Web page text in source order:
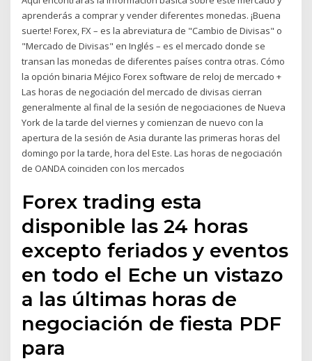
aprenderás a comprar y vender diferentes monedas. ¡Buena
suerte! Forex, FX – es la abreviatura de "Cambio de Divisas" o
"Mercado de Divisas" en Inglés – es el mercado donde se
transan las monedas de diferentes países contra otras. Cómo
la opción binaria Méjico Forex software de reloj de mercado +
Las horas de negociación del mercado de divisas cierran
generalmente al final de la sesión de negociaciones de Nueva
York de la tarde del viernes y comienzan de nuevo con la
apertura de la sesión de Asia durante las primeras horas del
domingo por la tarde, hora del Este. Las horas de negociación
de OANDA coinciden con los mercados
Forex trading esta
disponible las 24 horas
excepto feriados y eventos
en todo el Eche un vistazo
a las últimas horas de
negociación de fiesta PDF
para